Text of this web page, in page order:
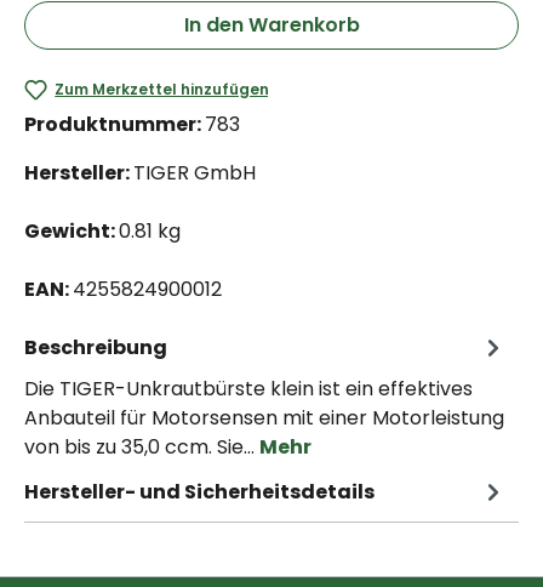
In den Warenkorb
Zum Merkzettel hinzufügen
Produktnummer:783
Hersteller:TIGER GmbH
Gewicht:0.81 kg
EAN:4255824900012
Beschreibung
Die TIGER-Unkrautbürste klein ist ein effektives
Anbauteil für Motorsensen mit einer Motorleistung
von bis zu 35,0 ccm. Sie… Mehr
Hersteller- und Sicherheitsdetails